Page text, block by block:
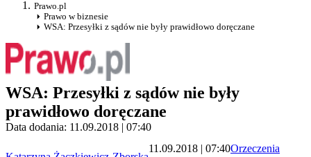
Prawo.pl
Prawo w biznesie
WSA: Przesyłki z sądów nie były prawidłowo doręczane
WSA: Przesyłki z sądów nie były
prawidłowo doręczane
Data dodania: 11.09.2018 | 07:40
11.09.2018 | 07:40Orzeczenia